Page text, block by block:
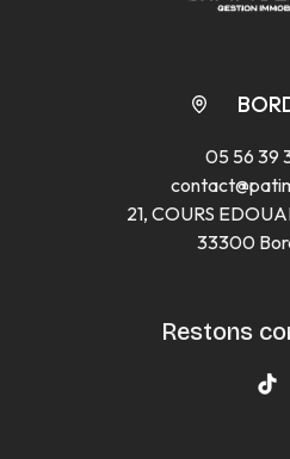
05 56 39
21, COURS
33300
Restons